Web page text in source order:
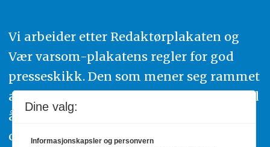
Vi arbeider etter Redaktørplakaten og
Vær varsom-plakatens regler for god
presseskikk. Den som mener seg rammet
av urettmessig publisering, oppfordres til
å ta kontakt med redaksjonen. Du kan
også klage inn saker til Pressens Faglige
Dine valg:
Informasjonskapsler og personvern